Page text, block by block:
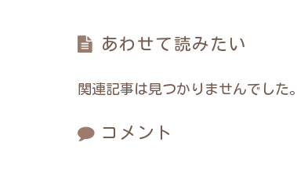
あわせて読みたい
関連記事は見つかりませんでした。
コメント